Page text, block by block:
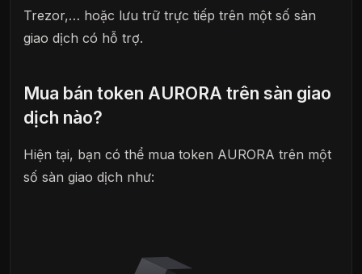
Trezor,… hoặc lưu trữ trực tiếp trên một số sàn
giao dịch có hỗ trợ.
Mua bán token AURORA trên sàn giao
dịch nào?
Hiện tại, bạn có thể mua token AURORA trên một
số sàn giao dịch như: